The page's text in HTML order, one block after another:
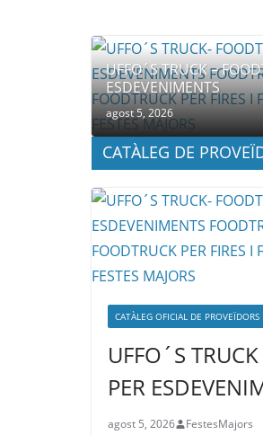
UFFO´S TRUCK –
ESDEVENIMENTS
agost 5, 2026
CATÀLEG DE
CATÀLEG OFICIAL DE
UFFO´S
PER
agost 5, 2026 FestesMajors